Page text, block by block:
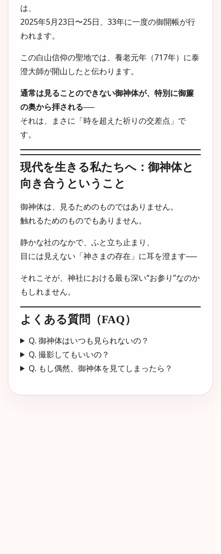
は、
2025年5月23日〜25日、33年に一度の御開帳が行
われます。
この白山信仰の聖地では、養老元年（717年）に泰
澄大師が開山したと伝わります。
通常は見ることのできない御神体が、特別に御簾
の奥から拝される──
それは、まさに「時を超えた祈りの交差点」で
す。
現代を生きる私たちへ：御神体と
向き合うということ
御神体は、見るためのものではありません。
触れるためのものでもありません。
静かな社のなかで、ふと立ち止まり、
目には見えない「神さまの存在」に耳を澄ます──
それこそが、神社における最も深い“お参り”なのか
もしれません。
よくある質問（FAQ）
Q. 御神体はいつも見られないの？
Q. 撮影してもいいの？
Q. もし偶然、御神体を見てしまったら？